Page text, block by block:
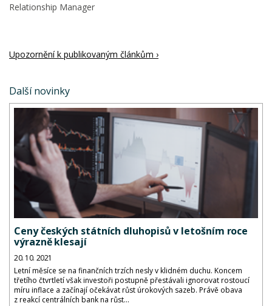
Relationship Manager
Upozornění k publikovaným článkům ›
Další novinky
Ceny českých státních dluhopisů v letošním roce
výrazně klesají
20. 10. 2021
Letní měsíce se na finančních trzích nesly v klidném duchu. Koncem
třetího čtvrtletí však investoři postupně přestávali ignorovat rostoucí
míru inflace a začínají očekávat růst úrokových sazeb. Právě obava
z reakcí centrálních bank na růst...